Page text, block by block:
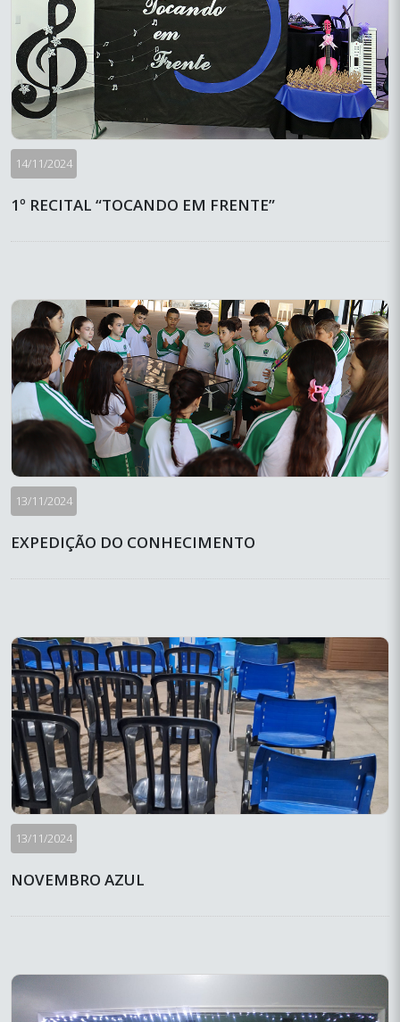
14/11/2024
1º RECITAL “TOCANDO EM FRENTE”
13/11/2024
EXPEDIÇÃO DO CONHECIMENTO
13/11/2024
NOVEMBRO AZUL